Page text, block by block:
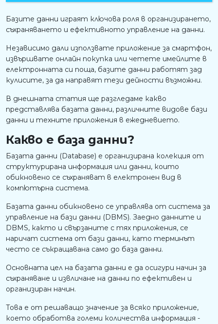
Базите данни играят ключова роля в организирането,
съхраняването и ефективното управление на данни.
Независимо дали използвате приложение за смартфон,
извършвате онлайн покупка или четете имейлите в
електронната си поща, базите данни работят зад
кулисите, за да направят тези дейности възможни.
В днешната статия ще разгледаме какво
представлява базата данни, различните видове бази
данни и техните приложения в ежедневието.
Какво е база данни?
Базата данни (Database) е организирана колекция от
структурирана информация или данни, които
обикновено се съхраняват в електронен вид в
компютърна система.
Базата данни обикновено се управлява от система за
управление на бази данни (DBMS). Заедно данните и
DBMS, както и свързаните с тях приложения, се
наричат система от бази данни, като терминът
често се съкращавана само до база данни.
Основната цел на базата данни е да осигури начин за
съхраняване и извличане на данни по ефективен и
организиран начин.
Това е от решаващо значение за всяко приложение,
което обработва големи количества информация -